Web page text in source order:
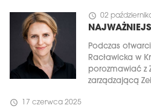
schedule 02
Podczas
Racławicka w
porozmawiać z
zarządzającą
schedule 17 czerwca 2025